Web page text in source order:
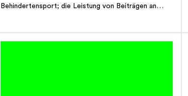
Behindertensport; die Leistung von Beiträgen an
bedrohten Natur durch nachhaltig wirkende